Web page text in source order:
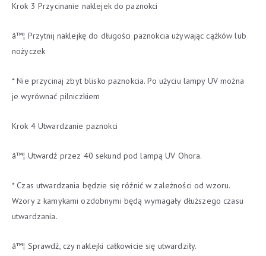
Krok 3 Przycinanie naklejek do paznokci
â™¦ Przytnij naklejkę do długości paznokcia używając cążków lub
nożyczek
* Nie przycinaj zbyt blisko paznokcia. Po użyciu lampy UV można
je wyrównać pilniczkiem
Krok 4 Utwardzanie paznokci
â™¦ Utwardź przez 40 sekund pod lampą UV Ohora.
* Czas utwardzania będzie się różnić w zależności od wzoru.
Wzory z kamykami ozdobnymi będą wymagały dłuższego czasu
utwardzania.
â™¦ Sprawdź, czy naklejki całkowicie się utwardziły.